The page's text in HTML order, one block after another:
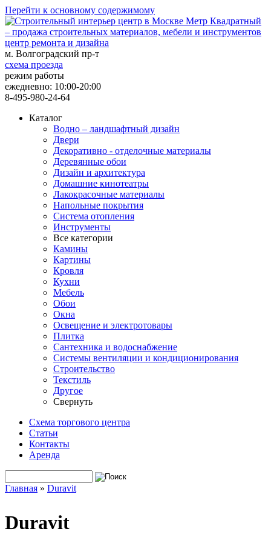
Перейти к основному содержимому
центр ремонта и дизайна
м. Волгоградский пр-т
схема проезда
режим работы
ежедневно: 10:00-20:00
8-495-980-24-64
Каталог
Водно – ландшафтный дизайн
Двери
Декоративно - отделочные материалы
Деревянные обои
Дизайн и архитектура
Домашние кинотеатры
Лакокрасочные материалы
Напольные покрытия
Система отопления
Инструменты
Все категории
Камины
Картины
Кровля
Кухни
Мебель
Обои
Окна
Освещение и электротовары
Плитка
Сантехника и водоснабжение
Системы вентиляции и кондиционирования
Строительство
Текстиль
Другое
Свернуть
Схема торгового центра
Статьи
Контакты
Аренда
Форма поиска
Главная » Duravit
Duravit